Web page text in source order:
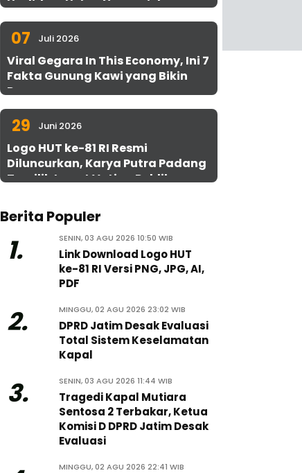
Hadirkan Uston Nawawi dan
UMKM Gratis untuk 1.000 Warga
07 Juli 2026
Viral Gegara In This Economy, Ini 7
Fakta Gunung Kawi yang Bikin
Penasaran
29 Juni 2026
Logo HUT ke-81 RI Resmi
Diluncurkan, Karya Putra Padang
Terpilih Lewat Voting Publik
Berita Populer
1. SENIN, 03 AGU 2026 10:50 WIB
Link Download Logo HUT
ke-81 RI Versi PNG, JPG, AI,
PDF
2. MINGGU, 02 AGU 2026 23:02 WIB
DPRD Jatim Desak Evaluasi
Total Sistem Keselamatan
Kapal
3. SENIN, 03 AGU 2026 11:44 WIB
Tragedi Kapal Mutiara
Sentosa 2 Terbakar, Ketua
Komisi D DPRD Jatim Desak
Evaluasi
MINGGU, 02 AGU 2026 22:41 WIB